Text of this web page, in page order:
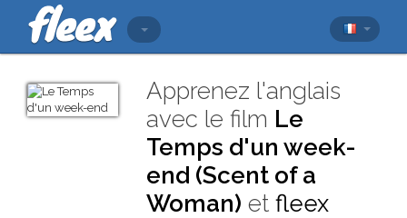
Apprenez l'anglais
avec le film Le
Temps d'un week-
end (Scent of a
Woman) etfleex